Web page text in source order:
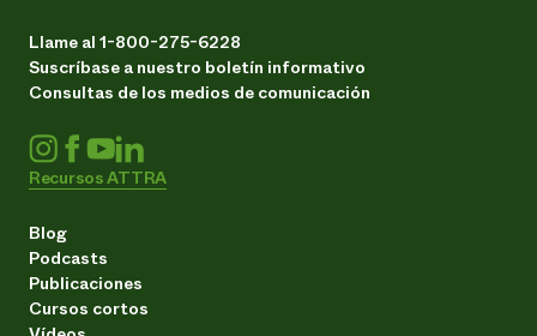
Llame al 1-800-275-6228
Suscríbase a nuestro boletín informativo
Consultas de los medios de comunicación
Recursos ATTRA
Blog
Podcasts
Publicaciones
Cursos cortos